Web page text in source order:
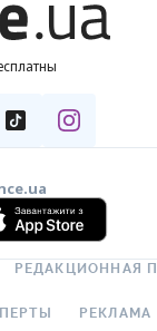
РЕДАКЦИОННАЯ
РЕКЛАМА